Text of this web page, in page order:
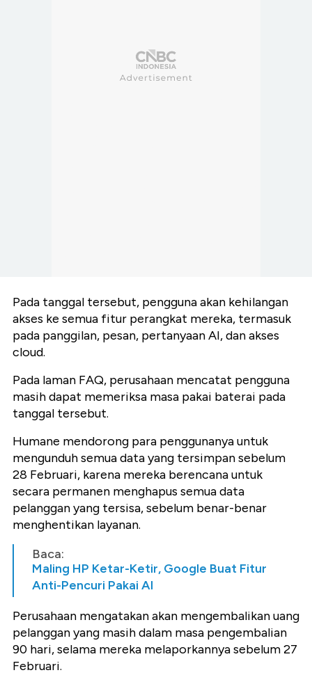
Pada tanggal tersebut, pengguna akan kehilangan
akses ke semua fitur perangkat mereka, termasuk
pada panggilan, pesan, pertanyaan AI, dan akses
cloud.
Pada laman FAQ, perusahaan mencatat pengguna
masih dapat memeriksa masa pakai baterai pada
tanggal tersebut.
Humane mendorong para penggunanya untuk
mengunduh semua data yang tersimpan sebelum
28 Februari, karena mereka berencana untuk
secara permanen menghapus semua data
pelanggan yang tersisa, sebelum benar-benar
menghentikan layanan.
Baca:
Maling HP Ketar-Ketir, Google Buat Fitur
Anti-Pencuri Pakai AI
Perusahaan mengatakan akan mengembalikan uang
pelanggan yang masih dalam masa pengembalian
90 hari, selama mereka melaporkannya sebelum 27
Februari.